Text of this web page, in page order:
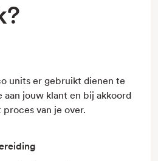
units er gebruikt dienen te
jouw klant en bij akkoord
van je over.